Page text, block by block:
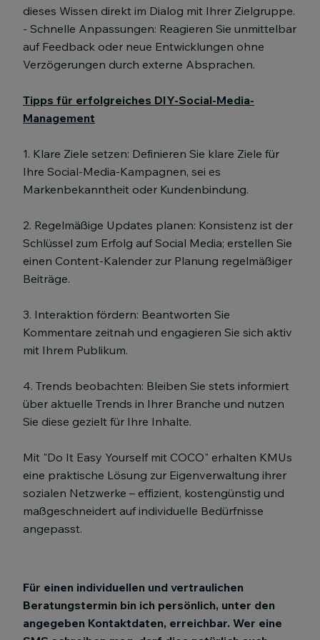
dieses Wissen direkt im Dialog mit Ihrer Zielgruppe.
- Schnelle Anpassungen: Reagieren Sie unmittelbar
auf Feedback oder neue Entwicklungen ohne
Verzögerungen durch externe Absprachen.
Tipps für erfolgreiches DIY-Social-Media-
Management
1. Klare Ziele setzen: Definieren Sie klare Ziele für
Ihre Social-Media-Kampagnen, sei es
Markenbekanntheit oder Kundenbindung.
2. Regelmäßige Updates planen: Konsistenz ist der
Schlüssel zum Erfolg auf Social Media; erstellen Sie
einen Content-Kalender zur Planung regelmäßiger
Beiträge.
3. Interaktion fördern: Beantworten Sie
Kommentare zeitnah und engagieren Sie sich aktiv
mit Ihrem Publikum.
4. Trends beobachten: Bleiben Sie stets informiert
über aktuelle Trends in Ihrer Branche und nutzen
Sie diese gezielt für Ihre Inhalte.
Mit "Do It Easy Yourself mit COCO" erhalten KMUs
eine praktische Lösung zur Eigenverwaltung ihrer
sozialen Netzwerke – effizient, kostengünstig und
maßgeschneidert auf individuelle Bedürfnisse
angepasst.
Für einen individuellen und vertraulichen
Beratungstermin bin ich persönlich, unter den
angegeben Kontaktdaten, erreichbar. Wer eine